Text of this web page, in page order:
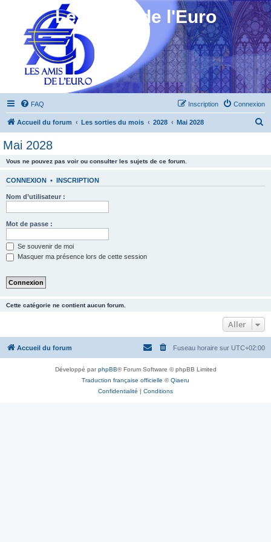
Les Amis de l'Euro
FAQ Connexion
Inscription
Accueil du forum Les sorties du mois 2028 Mai 2028
Mai 2028
Vous ne pouvez pas voir ou consulter les sujets de ce forum.
CONNEXION • INSCRIPTION
Nom d’utilisateur :
Mot de passe :
Se souvenir de moi
Masquer ma présence lors de cette session
Cette catégorie ne contient aucun forum.
Aller
Accueil du forum Fuseau horaire sur UTC+02:00
Développé parphpBB® Forum Software © phpBB Limited
Traduction française officielle ©Qiaeru
Confidentialité | Conditions